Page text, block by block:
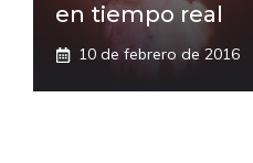
en tiempo real
10 de febrero de 2016